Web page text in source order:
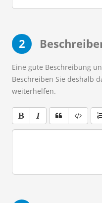
2
Eine gute Beschreibung
Beschreiben Sie deshalb
weiterhelfen.